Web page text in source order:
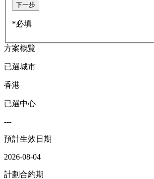
下一步
*必填
方案概覽
已選城市
香港
已選中心
---
預計生效日期
2026-08-04
計劃合約期